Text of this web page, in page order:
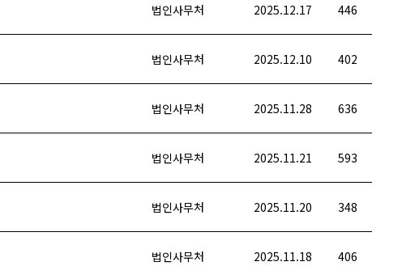
법인사무처 2025.12.17 446
법인사무처 2025.12.10 402
법인사무처 2025.11.28 636
법인사무처 2025.11.21 593
법인사무처 2025.11.20 348
법인사무처 2025.11.18 406